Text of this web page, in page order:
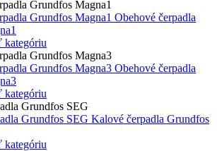
Obehové čerpadla
kategóriu
Obehové čerpadla
kategóriu
Kalové čerpadla Grundfos
kategóriu